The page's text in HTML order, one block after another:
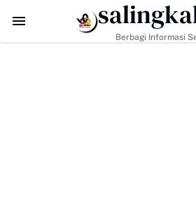
Sosial Jadi Kunci, Hj. Aida Dorong
Berbagi Informasi